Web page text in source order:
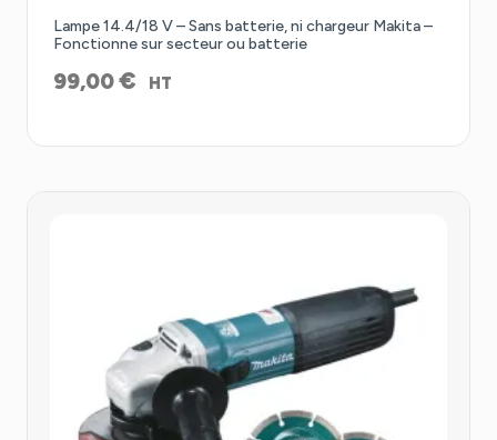
Lampe 14.4/18 V – Sans batterie, ni chargeur Makita –
Fonctionne sur secteur ou batterie
99,00€ HT